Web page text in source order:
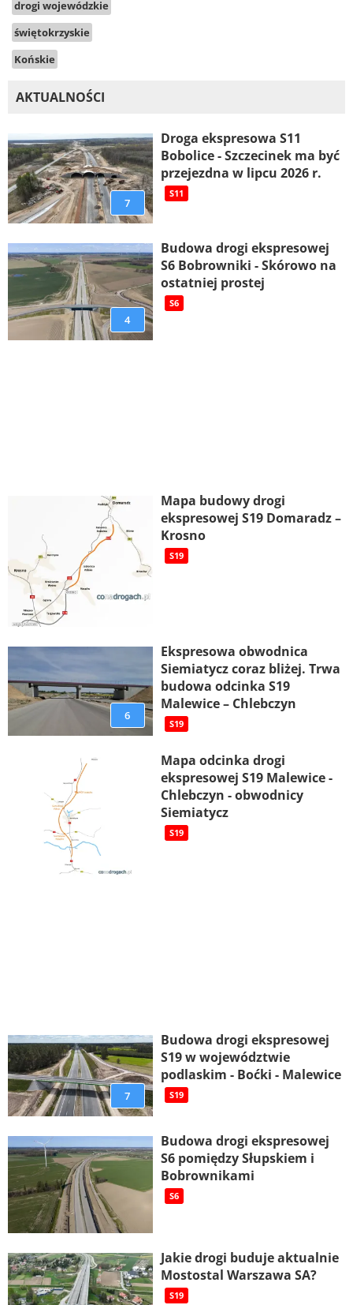
drogi wojewódzkie
świętokrzyskie
Końskie
AKTUALNOŚCI
7
Droga ekspresowa S11
Bobolice - Szczecinek ma być
przejezdna w lipcu 2026 r.
S11
4
Budowa drogi ekspresowej
S6 Bobrowniki - Skórowo na
ostatniej prostej
S6
Mapa budowy drogi
ekspresowej S19 Domaradz –
Krosno
S19
6
Ekspresowa obwodnica
Siemiatycz coraz bliżej. Trwa
budowa odcinka S19
Malewice – Chlebczyn
S19
Mapa odcinka drogi
ekspresowej S19 Malewice -
Chlebczyn - obwodnicy
Siemiatycz
S19
7
Budowa drogi ekspresowej
S19 w województwie
podlaskim - Boćki - Malewice
S19
Budowa drogi ekspresowej
S6 pomiędzy Słupskiem i
Bobrownikami
S6
Jakie drogi buduje aktualnie
Mostostal Warszawa SA?
S19